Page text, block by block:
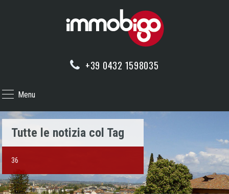
+39 0432 1598035
Menu
Tutte le notizia col Tag
36